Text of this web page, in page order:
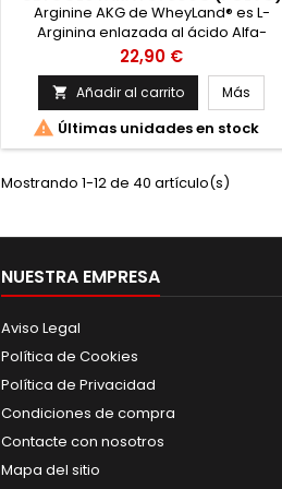
Arginine AKG de WheyLand® es L-
Arginina enlazada al ácido Alfa-
Cetoglutarato, lo que incrementa su
biodisponibilidad y proporciona un
mayor efecto energético al intervenir
en el ciclo de Krebs. Mejora la
producción de óxido nítrico, lo que se
traduce en una mayor congestión y
rendimiento al mejorar la
Precio
22,90 €
 Añadir al carrito Más
 Últimas unidades en stock
Mostrando 1-12 de 40 artículo(s)
NUESTRA EMPRESA
Aviso Legal
Política de Cookies
Política de Privacidad
Condiciones de compra
Contacte con nosotros
Mapa del sitio